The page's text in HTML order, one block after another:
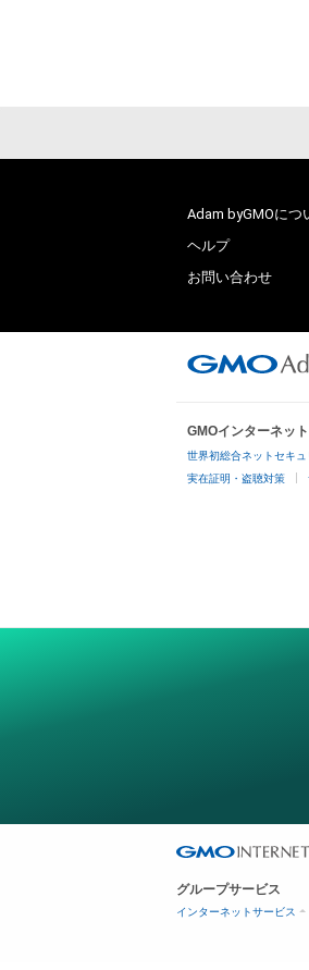
Adam byGMOにつ
ヘルプ
お問い合わせ
GMOインターネッ
世界初総合ネットセキ
実在証明・盗聴対策
グループサービス
インターネットサービス